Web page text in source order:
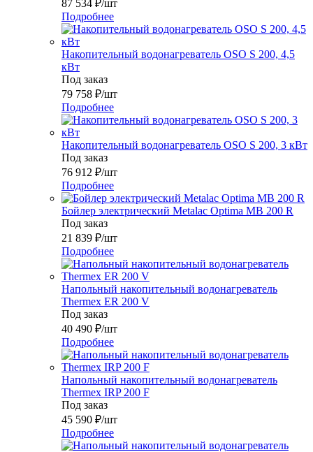
87 534 ₽/шт
Подробнее
Накопительный водонагреватель OSO S 200, 4,5
кВт
Под заказ
79 758 ₽/шт
Подробнее
Накопительный водонагреватель OSO S 200, 3 кВт
Под заказ
76 912 ₽/шт
Подробнее
Бойлер электрический Metalac Оptima MB 200 R
Под заказ
21 839 ₽/шт
Подробнее
Напольный накопительный водонагреватель
Thermex ER 200 V
Под заказ
40 490 ₽/шт
Подробнее
Напольный накопительный водонагреватель
Thermex IRP 200 F
Под заказ
45 590 ₽/шт
Подробнее